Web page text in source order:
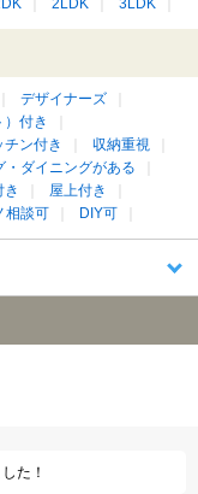
2LDK 3LDK
デザイナーズ
）付き
チン付き
収納重視
・ダイニングがある
き
屋上付き
相談可 DIY可
た！